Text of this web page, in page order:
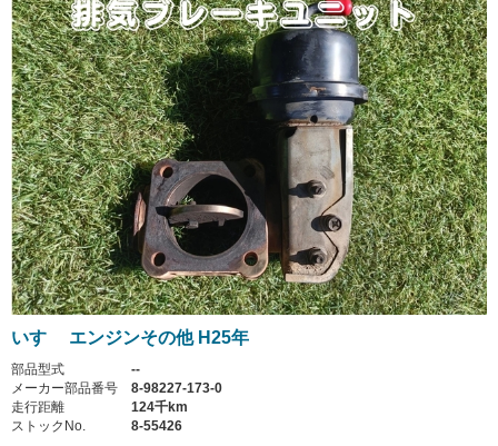
いすゞ エンジンその他 H25年
部品型式
--
メーカー部品番号
8-98227-173-0
走行距離
124千km
ストックNo.
8-55426